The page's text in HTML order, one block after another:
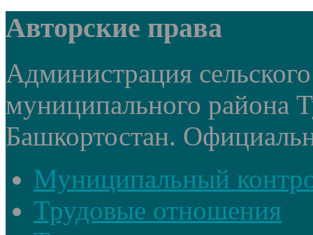
Авторские права
Администрация
муниципального района
Башкортостан.
Муниципальный
Трудовые отношения